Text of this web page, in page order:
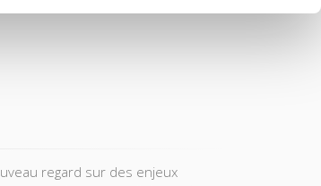
regard sur des enjeux